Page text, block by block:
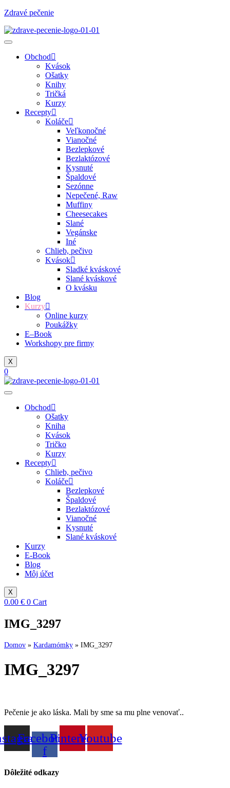
Zdravé pečenie
Obchod
Kvások
Ošatky
Knihy
Tričká
Kurzy
Recepty
Koláče
Veľkonočné
Vianočné
Bezlepkové
Bezlaktózové
Kysnuté
Špaldové
Sezónne
Nepečené, Raw
Muffiny
Cheesecakes
Slané
Vegánske
Iné
Chlieb, pečivo
Kvások
Sladké kváskové
Slané kváskové
O kvásku
Blog
Kurzy
Online kurzy
Poukážky
E–Book
Workshopy pre firmy
X
0
Obchod
Ošatky
Kniha
Kvások
Tričko
Kurzy
Recepty
Chlieb, pečivo
Koláče
Bezlepkové
Špaldové
Bezlaktózové
Vianočné
Kysnuté
Slané kváskové
Kurzy
E-Book
Blog
Môj účet
X
0.00 € 0 Cart
IMG_3297
Domov » Kardamómky » IMG_3297
IMG_3297
Pečenie je ako láska. Mali by sme sa mu plne venovať..
Facebook-
f
PinterestYoutube
Dôležité odkazy